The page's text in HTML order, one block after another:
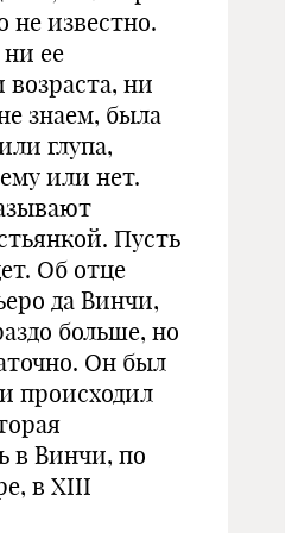
не известно.
ее
ни
знаем, была
глупа,
или нет.
Пусть
Об отце
да Винчи,
больше, но
Он был
происходил
в Винчи, по
в XIII